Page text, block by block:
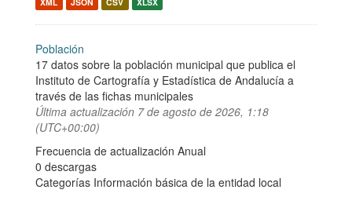
Población
17 datos sobre la población municipal que publica el
Instituto de Cartografía y Estadística de Andalucía a
través de las fichas municipales
Última actualización 7 de agosto de 2026, 1:18
(UTC+00:00)
Frecuencia de actualización Anual
0 descargas
Categorías Información básica de la entidad local